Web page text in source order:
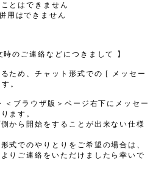
とはできません
用はできません
時のご連絡などにつきまして 】
ため、チャット形式での [ メッセー
。
＜ブラウザ版＞ページ右下にメッセー
ます。
から開始をすることが出来ない仕様
式でのやりとりをご希望の場合は、
りご連絡をいただけましたら幸いで